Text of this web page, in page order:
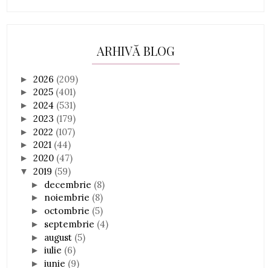
ARHIVĂ BLOG
►2026 (209)
►2025 (401)
►2024 (531)
►2023 (179)
►2022 (107)
►2021 (44)
►2020 (47)
▼2019 (59)
► decembrie (8)
► noiembrie (8)
► octombrie (5)
► septembrie (4)
► august (5)
►iulie (6)
►iunie (9)